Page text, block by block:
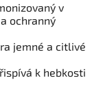
v
ochranný
jemné a citlivé
k hebkosti